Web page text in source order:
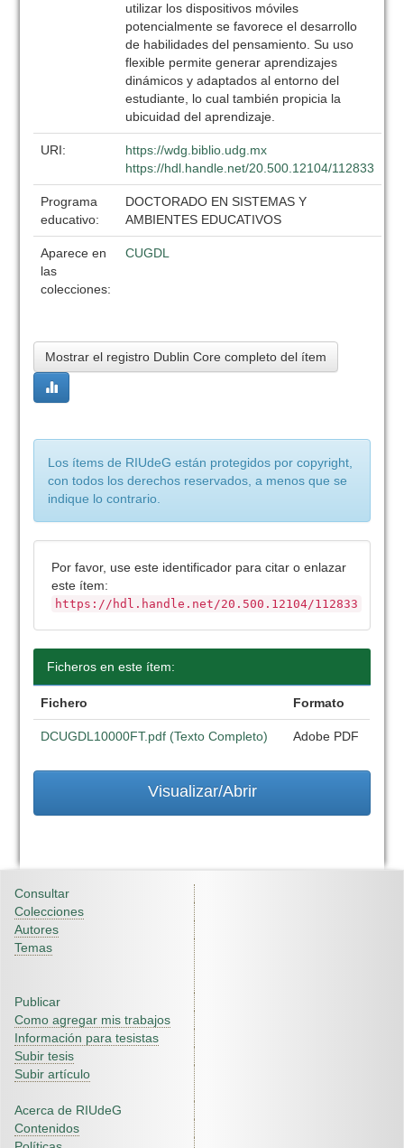
utilizar los dispositivos móviles
potencialmente se favorece el desarrollo
de habilidades del pensamiento. Su uso
flexible permite generar aprendizajes
dinámicos y adaptados al entorno del
estudiante, lo cual también propicia la
ubicuidad del aprendizaje.
URI:
https://wdg.biblio.udg.mx
https://hdl.handle.net/20.500.12104/112833
Programa
educativo:
DOCTORADO EN SISTEMAS Y
AMBIENTES EDUCATIVOS
Aparece en
las
colecciones:
CUGDL
Mostrar el registro Dublin Core completo del ítem
Los ítems de RIUdeG están protegidos por copyright,
con todos los derechos reservados, a menos que se
indique lo contrario.
Por favor, use este identificador para citar o enlazar
este ítem:
https://hdl.handle.net/20.500.12104/112833
Ficheros en este ítem:
Fichero Formato
DCUGDL10000FT.pdf (Texto Completo) Adobe PDF
Visualizar/Abrir
Consultar
Colecciones
Autores
Temas
Publicar
Como agregar mis trabajos
Información para tesistas
Subir tesis
Subir artículo
Acerca de RIUdeG
Contenidos